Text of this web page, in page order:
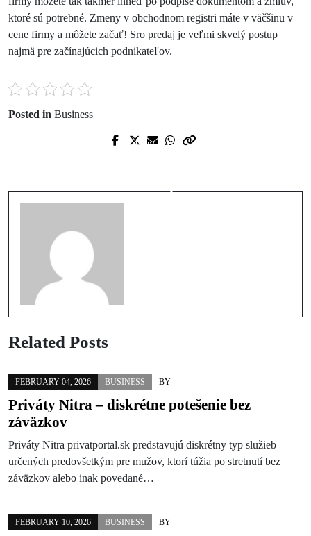
ktoré sú potrebné. Zmeny v obchodnom registri máte v väčšinu v
cene firmy a môžete začať! Sro predaj je veľmi skvelý postup
najmä pre začínajúcich podnikateľov.
Posted in Business
Prev Post
Related Posts
FEBRUARY 04, 2026 BUSINESS BY
Priváty Nitra – diskrétne potešenie bez
záväzkov
Priváty Nitra privatportal.sk predstavujú diskrétny typ služieb
určených predovšetkým pre mužov, ktorí túžia po stretnutí bez
záväzkov alebo inak povedané…
FEBRUARY 10, 2026 BUSINESS BY